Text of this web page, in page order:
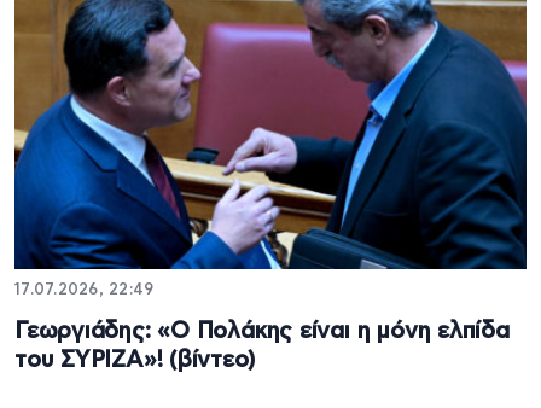
17.07.2026, 22:49
Γεωργιάδης: «Ο Πολάκης είναι η μόνη ελπίδα
του ΣΥΡΙΖΑ»! (βίντεο)